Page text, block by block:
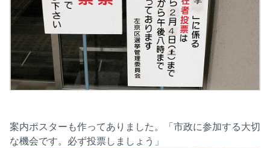
案内ポスターも作ってありました。「市政に参加する大切
な機会です。必ず投票しましょう」